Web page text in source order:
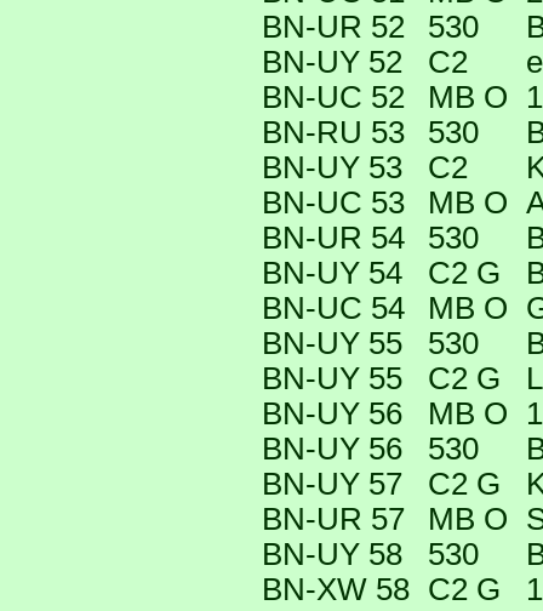
BN-UR 52
BN-UY 52
BN-UC 52
BN-RU 53
BN-UY 53
BN-UC 53
BN-UR 54
BN-UY 54
BN-UC 54
BN-UY 55
BN-UY 55
BN-UY 56
BN-UY 56
BN-UY 57
BN-UR 57
BN-UY 58
BN-XW 58
530
C2
MB O
530
C2
MB O
530
C2 G
MB O
530
C2 G
MB O
530
C2 G
MB O
530
C2 G